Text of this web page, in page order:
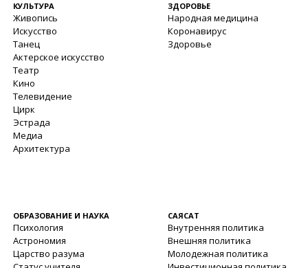
КУЛЬТУРА
Живопись
Искусство
Танец
Актерское искусство
Театр
Кино
Телевидение
Цирк
Эстрада
Медиа
Архитектура
ЗДОРОВЬЕ
Народная медицина
Коронавирус
Здоровье
ОБРАЗОВАНИЕ И НАУКА
Психология
Астрономия
Царство разума
САЯСАТ
Внутренняя политика
Внешняя политика
Молодежная политика